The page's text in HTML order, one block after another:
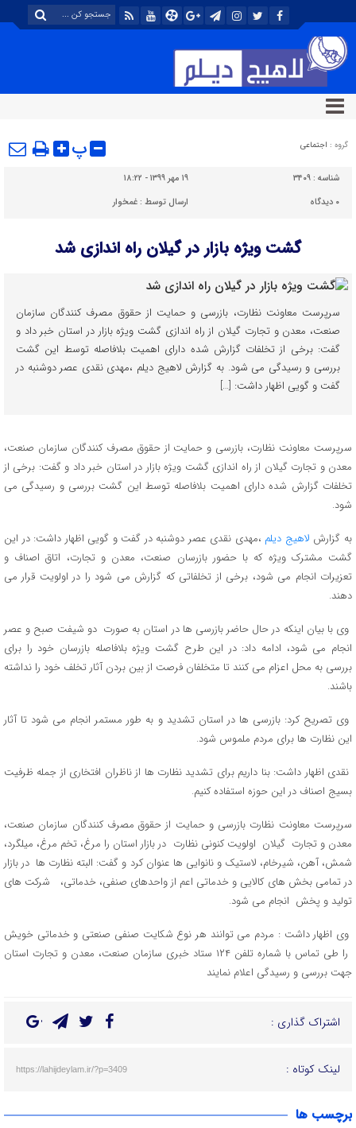
گروه : اجتماعی پ
شناسه : ۳۴۰۹
۱۹ مهر ۱۳۹۹ - ۱۸:۲۲
۰ دیدگاه ارسال توسط :غمخوار
گشت ویژه بازار در گیلان راه اندازی شد
سرپرست معاونت نظارت، بازرسی و حمایت از حقوق مصرف کنندگان سازمان
صنعت، معدن و تجارت گیلان از راه اندازی گشت ویژه بازار در استان خبر داد و
گفت: برخی از تخلفات گزارش شده دارای اهمیت بلافاصله توسط این گشت
بررسی و رسیدگی می شود. به گزارش لاهیج دیلم ،مهدی نقدی عصر دوشنبه در
گفت و گویی اظهار داشت: […]
سرپرست معاونت نظارت، بازرسی و حمایت از حقوق مصرف کنندگان سازمان صنعت،
معدن و تجارت گیلان از راه اندازی گشت ویژه بازار در استان خبر داد و گفت: برخی از
تخلفات گزارش شده دارای اهمیت بلافاصله توسط این گشت بررسی و رسیدگی می
شود.
به گزارش لاهیج دیلم ،مهدی نقدی عصر دوشنبه در گفت و گویی اظهار داشت: در این
گشت مشترک ویژه که با حضور بازرسان صنعت، معدن و تجارت، اتاق اصناف و
تعزیرات انجام می شود، برخی از تخلفاتی که گزارش می شود را در اولویت قرار می
دهند.
وی با بیان اینکه در حال حاضر بازرسی ها در استان به صورت دو شیفت صبح و عصر
انجام می شود، ادامه داد: در این طرح گشت ویژه بلافاصله بازرسان خود را برای
بررسی به محل اعزام می کنند تا متخلفان فرصت از بین بردن آثار تخلف خود را نداشته
باشند.
وی تصریح کرد: بازرسی ها در استان تشدید و به طور مستمر انجام می شود تا آثار
این نظارت ها برای مردم ملموس شود.
نقدی اظهار داشت: بنا داریم برای تشدید نظارت ها از ناظران افتخاری از جمله ظرفیت
بسیج اصناف در این حوزه استفاده کنیم.
سرپرست معاونت نظارت بازرسی و حمایت از حقوق مصرف کنندگان سازمان صنعت،
معدن و تجارت گیلان اولویت کنونی نظارت در بازار استان را مرغ، تخم مرغ، میلگرد،
شمش، آهن، شیرخام، لاستیک و نانوایی ها عنوان کرد و گفت: البته نظارت ها در بازار
در تمامی بخش های کالایی و خدماتی اعم از واحدهای صنفی، خدماتی، شرکت های
تولید و پخش انجام می شود.
وی اظهار داشت : مردم می توانند هر نوع شکایت صنفی صنعتی و خدماتی خویش
را طی تماس با شماره تلفن ۱۲۴ ستاد خبری سازمان صنعت، معدن و تجارت استان
جهت بررسی و رسیدگی اعلام نمایند
اشتراک گذاری :
لینک کوتاه : https://lahijdeylam.ir/?p=3409
برچسب ها